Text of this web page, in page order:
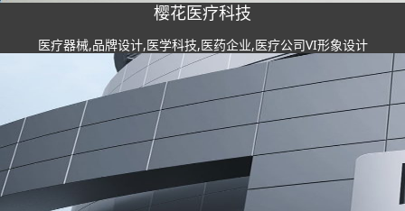
樱花医疗科技
医疗器械,品牌设计,医学科技,医药企业,医疗公司VI形象设计